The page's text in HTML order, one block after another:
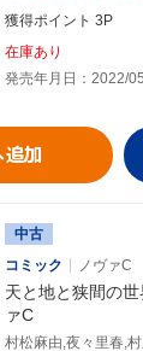
獲得ポイント 3P
在庫あり
発売年月日：2022/
加
中古
コミック
ノヴァC
天と地と狭間の
ァC
村松麻由,夜々里春,